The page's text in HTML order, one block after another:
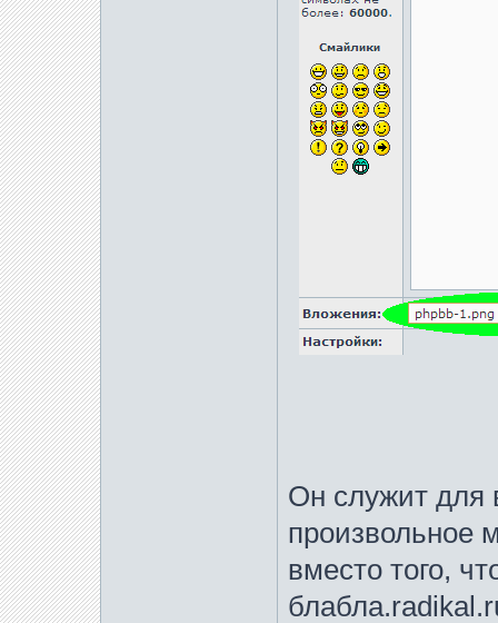
Он служит для
произвольное
вместо того,